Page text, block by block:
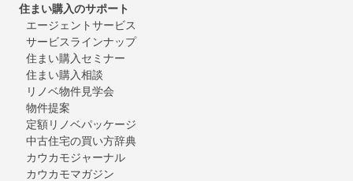
住まい購入のサポート
エージェントサービス
サービスラインナップ
住まい購入セミナー
住まい購入相談
リノベ物件見学会
物件提案
定額リノベパッケージ
中古住宅の買い方辞典
カウカモジャーナル
カウカモマガジン